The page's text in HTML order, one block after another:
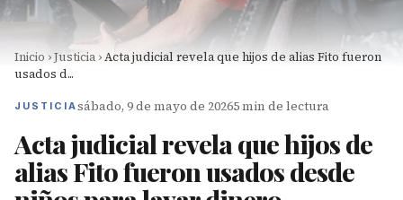
Inicio ›Justicia ›Acta judicial revela que hijos de alias Fito fueron
usados d...
JUSTICIAsábado, 9 de mayo de 20265 min de lectura
Acta judicial revela que hijos de
alias Fito fueron usados desde